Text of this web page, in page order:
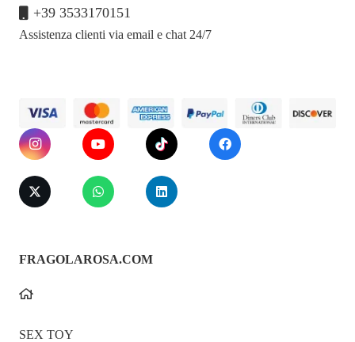
+39 3533170151
Assistenza clienti via email e chat 24/7
FRAGOLAROSA.COM
SEX TOY